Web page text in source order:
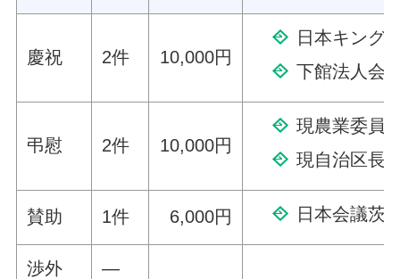
慶祝 2件 10,000円
日本キング
下館法人会
弔慰 2件 10,000円
現農業委員
現自治区長
賛助 1件 6,000円 日本会議茨
渉外 —